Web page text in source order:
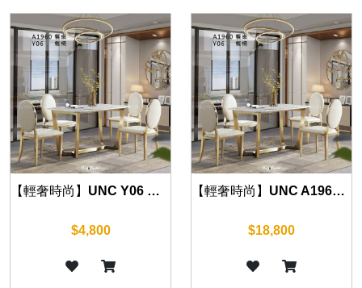
【輕奢時尚】UNC Y06 餐椅
$4,800
【輕奢時尚】UNC A1960 大理石餐桌 120cm/130cm/140cm/160cm
$18,800